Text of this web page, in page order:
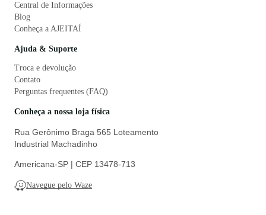
Central de Informações
Blog
Conheça a AJEITAÍ
Ajuda & Suporte
Troca e devolução
Contato
Perguntas frequentes (FAQ)
Conheça a nossa loja física
Rua Gerônimo Braga 565 Loteamento
Industrial Machadinho
Americana-SP | CEP 13478-713
Navegue pelo Waze